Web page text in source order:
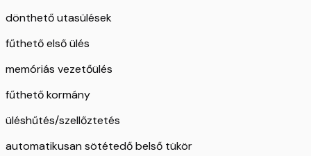
dönthető utasülések
fűthető első ülés
memóriás vezetőülés
fűthető kormány
üléshűtés/szellőztetés
automatikusan sötétedő belső tükör